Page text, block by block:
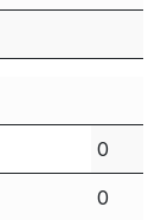
0
0